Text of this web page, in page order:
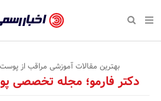
بازگشت
صفحه نخست پایگاه خبری
اجتماعی
بهترین مقالات آموزشی مراقب از
دکتر فارمو؛ مجله تخصصی